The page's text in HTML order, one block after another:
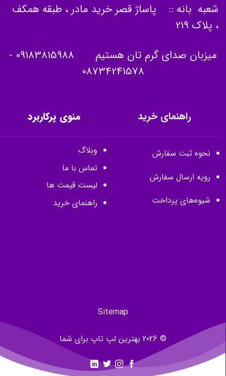
شعبه بانه :: پاساژ قصر خرید مادر ، طبقه همکف
، پلاک 219
میزبان صدای گرم تان هستیم 09183815988
-
08734241578
راهنمای خرید
نحوه ثبت سفارش
رویه ارسال سفارش
شیوه‌های پرداخت
منوی پرکاربرد
وبلاگ
تماس با ما
لیست قیمت ها
راهنمای خرید
Sitemap
© 2026 بهترین لپ تاپ برای شما